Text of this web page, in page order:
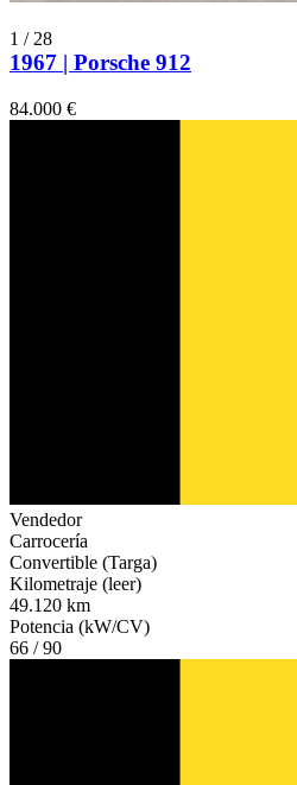
1 / 28
1967 | Porsche 912
84.000 €
Vendedor
Carrocería
Convertible (Targa)
Kilometraje (leer)
49.120 km
Potencia (kW/CV)
66 / 90